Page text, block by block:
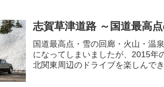
志賀草津道路 ～国道最高
国道最高点・雪の回廊・火山・温
になってしまいましたが、2015年
北関東周辺のドライブを楽しんで